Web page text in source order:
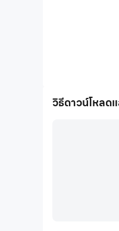
· อินเทอร์เฟซที
· การตรวจสอ
· สมจริง: ดูถ่า
วิธีดาวน์โหลด